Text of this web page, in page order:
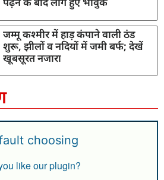
जम्मू कश्मीर में हाड़ कंपाने वाली ठंड
शुरू, झीलों व नदियों में जमी बर्फ; देखें
खूबसूरत नजारा
choosing
like our plugin?